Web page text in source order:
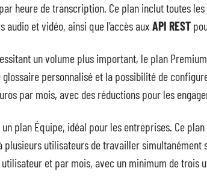
heure de transcription. Ce plan inclut toutes
et vidéo, ainsi que l’accès aux API REST
un volume plus important, le plan
personnalisé et la possibilité de
par mois, avec des réductions pour les
plan Équipe, idéal pour les entreprises. Ce
utilisateurs de travailler simultanément
et par mois, avec un minimum de trois